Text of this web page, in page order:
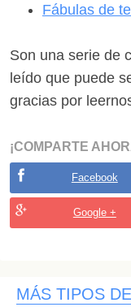
Fábulas de
Son una serie de
leído que puede
gracias por
¡COMPARTE
Facebook
Google +
MÁS TIPOS